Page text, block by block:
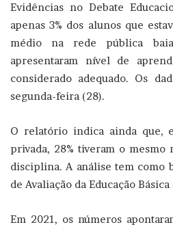
Evidências no Debate
apenas 3% dos alunos que
médio na rede pública
apresentaram nível de
considerado adequado. Os
segunda-feira (28).
O relatório indica ainda que,
privada, 28% tiveram o
disciplina. A análise tem como
de Avaliação da Educação Básica
Em 2021, os números